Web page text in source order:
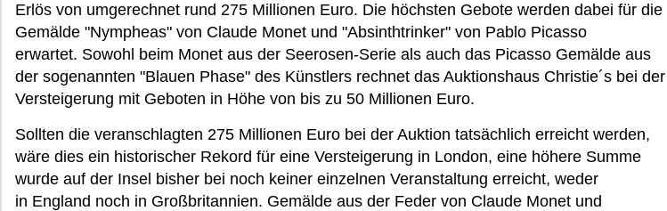
Erlös von umgerechnet rund 275 Millionen Euro. Die höchsten Gebote werden dabei für die
Gemälde "Nympheas" von Claude Monet und "Absinthtrinker" von Pablo Picasso
erwartet. Sowohl beim Monet aus der Seerosen-Serie als auch das Picasso Gemälde aus
der sogenannten "Blauen Phase" des Künstlers rechnet das Auktionshaus Christie´s bei der
Versteigerung mit Geboten in Höhe von bis zu 50 Millionen Euro.
Sollten die veranschlagten 275 Millionen Euro bei der Auktion tatsächlich erreicht werden,
wäre dies ein historischer Rekord für eine Versteigerung in London, eine höhere Summe
wurde auf der Insel bisher bei noch keiner einzelnen Veranstaltung erreicht, weder
in England noch in Großbritannien. Gemälde aus der Feder von Claude Monet und